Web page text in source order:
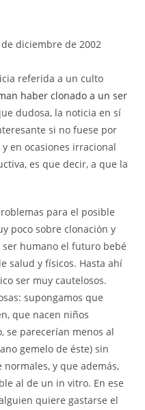
diciembre de 2002
referida a un culto
haber clonado a un ser
dudosa, la noticia en sí
si no fuese por
en ocasiones irracional
es que decir, a que la
para el posible
poco sobre clonación y
humano el futuro bebé
salud y físicos. Hasta ahí
ser muy cautelosos.
supongamos que
que nacen niños
se parecerían menos al
gemelo de éste) sin
y que además,
al de un in vitro. En ese
quiere gastarse el